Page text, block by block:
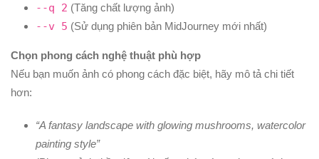
--q 2 (Tăng chất lượng ảnh)
--v 5 (Sử dụng phiên bản MidJourney mới nhất)
Chọn phong cách nghệ thuật phù hợp
Nếu bạn muốn ảnh có phong cách đặc biệt, hãy mô tả chi tiết
hơn:
“A fantasy landscape with glowing mushrooms, watercolor
painting style”